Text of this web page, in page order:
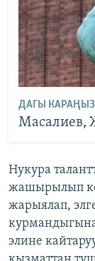
ДАГЫ КАРАҢЫЗ
Масалиев,
Нукура
жашырылып
жарыялап,
элине